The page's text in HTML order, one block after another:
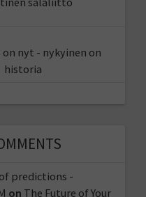
on nyt - nykyinen on
historia
predictions -
on The Future of Your